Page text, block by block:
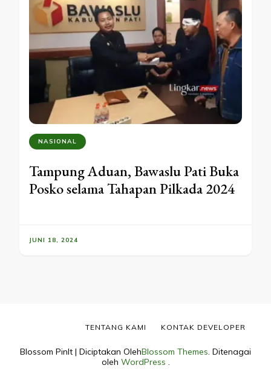
NASIONAL
Tampung Aduan, Bawaslu Pati Buka
Posko selama Tahapan Pilkada 2024
JUNI 18, 2024
Blossom PinIt | Diciptakan OlehBlossom Themes. Ditenagai
oleh WordPress .
TENTANG KAMI KONTAK DEVELOPER